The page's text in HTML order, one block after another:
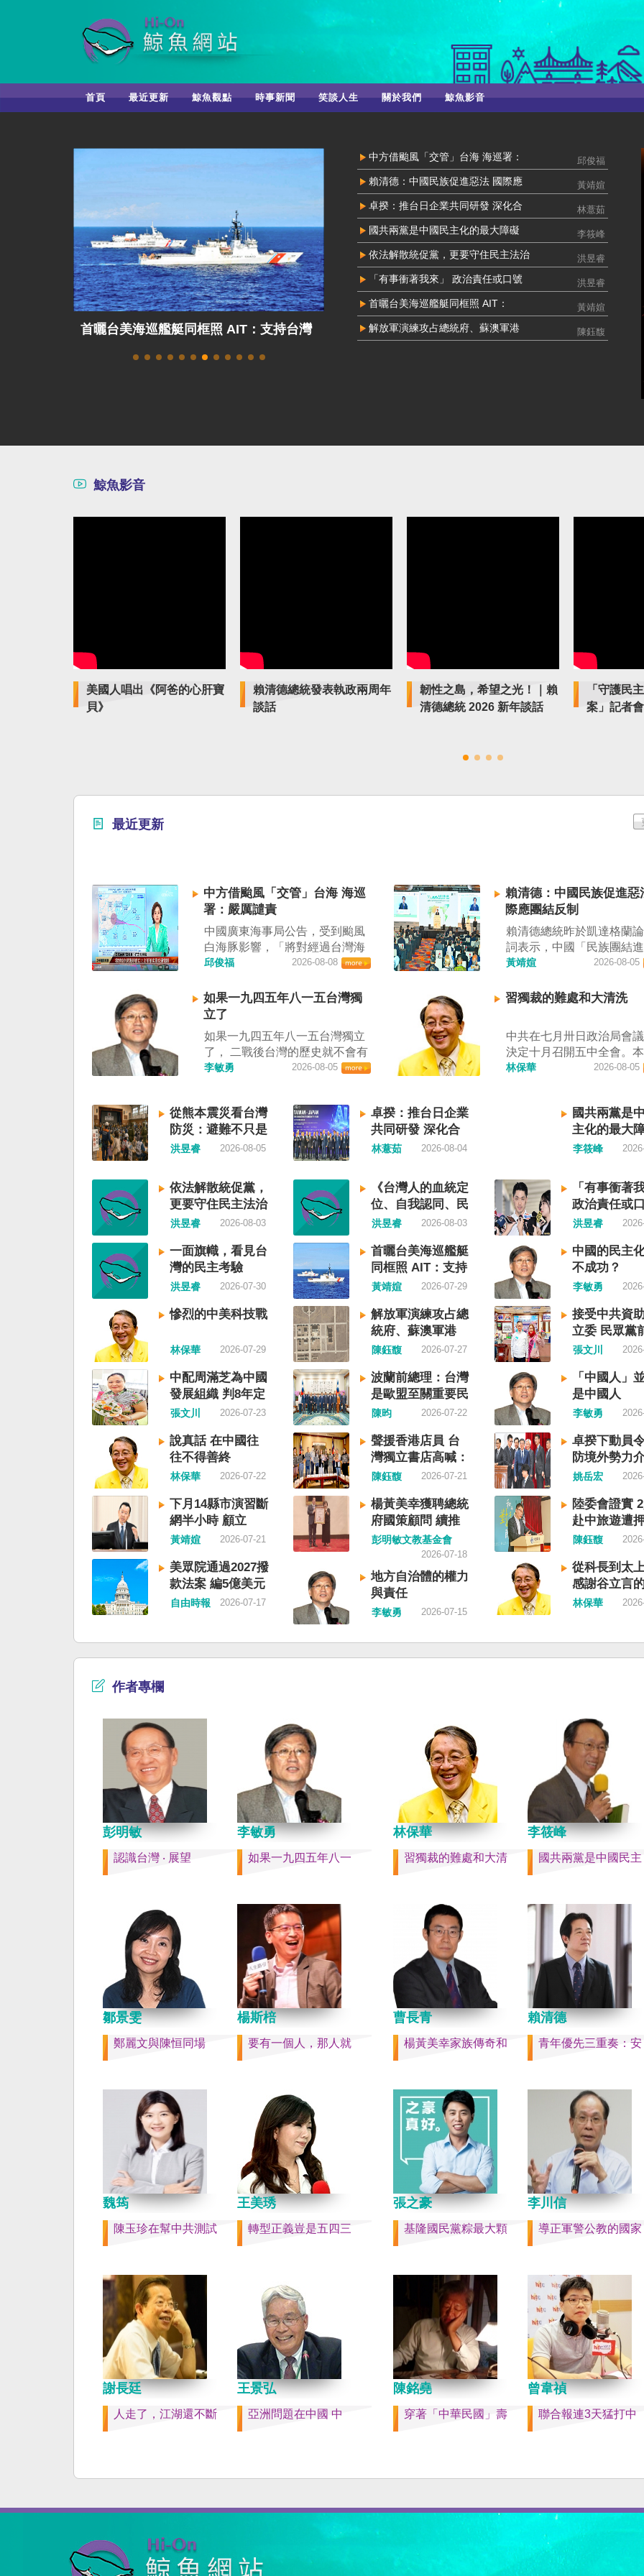
首頁 最近更新 鯨魚觀點 時事新聞 笑談人生 關於我們 鯨魚影音
解放軍演練攻占總統府、蘇澳軍港 國防
接受中共資助參選立委 民眾黨前黨工馬治
薇判刑2年8月定讞
中配周滿
中方借颱風「交管」台海 海巡署： 邱俊福
賴清德：中國民族促進惡法 國際應 黃靖媗
卓揆：推台日企業共同研發 深化合 林薏茹
國共兩黨是中國民主化的最大障礙 李筱峰
依法解散統促黨，更要守住民主法治 洪昱睿
「有事衝著我來」 政治責任或口號 洪昱睿
首曬台美海巡艦艇同框照 AIT： 黃靖媗
解放軍演練攻占總統府、蘇澳軍港 陳鈺馥
鯨魚影音
美國人唱出《阿爸的心肝寶
貝》
賴清德總統發表執政兩周年
談話
韌性之島，希望之光！｜賴
清德總統 2026 新年談話
「守護民
案」記者會
最近更新
中方借颱風「交管」台海 海巡
署：嚴厲譴責
中國廣東海事局公告，受到颱風
白海豚影響，「將對經過台灣海
峽南口北上船舶實施交通管
調中國無任何權利在台灣海峽實
施交通管制。（圖擷取自中國央
明 極其可笑 中國廣東海事局公
告，受到颱風白海豚影響，「將
對經過台灣海峽南口北上船舶實
駁斥，強調中國無任何權利在台
灣海峽實施交通管制。陸委會也
表示，中共假借颱風名義聲稱管
制相關海域，違反聯合國海洋法
門的無理粗魯聲明是對國際秩序
與規範的無知、漠視與踐踏，極
其可笑」。 中國海事局官網六日
公告，颱風白海豚將影響台灣海
峽及周邊海域，廣東海事局決定
六日晚間六時起，對經過台灣海
峽南口北上船舶實施交通管制，
各船舶必須遵守交通管制要求，
聽從現場海事管理機構指揮。 海
巡署昨表示，台灣海峽為國際水
域，依據「聯合國海洋法公約」
等國際規範，領海範圍外均適用
國際法「公海航行自由」原則，
中國無任何權利對該水域實施
「管制」；海巡署向來尊重符合
國際法的航行自由，對於中方假
借「颱風」之名，行假造「管轄
權」之實的認知作戰，企圖藉海
事管制將台海內水化，予以最嚴
厲譴責，並要求中方恪守國際規
範，避免破壞區域的和平穩定。
海巡署同時強調，將持續運用聯
合情監偵手段，全天候掌握我國
周邊海域動態，目前未偵獲中國
船舶異常舉動，亦未接獲航商反
映遭到廣播干擾，提醒航經該海
域之商貨輪，如接獲中方廣播
時，無需理會中方要求，並請立
即通報相關單位，海巡署將會採
取一切必要手段，確保船舶航行
自由與安全。
邱俊福 2026-08-08
如果一九四五年八一五台灣獨
立了
如果一九四五年八一五台灣獨立
了， 二戰後台灣的歷史就不會有
中國國民黨，也不會捲入迄今仍
了，中國是中國，台灣是台灣。
兩岸已有正常外交，中國也可致
力提升國民福祉。 如果一九四五
年八一五台灣獨立了，就像二戰
後許多殖民地選擇獨立，成為杭
廷頓第二波民主化的歷史。獨立
的台灣會像脫離日本殖民的韓
國，八一五這一天成為獨立紀念
日及光復節。不同於有國家歷史
的朝鮮，台灣是新興國家，開展
自己國家的歷史。台灣沒有像朝
鮮的左右路線競逐政權，造成內
戰形成南韓、北朝分裂國家的歷
史。或許會有左右路線政黨，形
塑台灣的國家之路。 如果一九四
五年八一五台灣獨立了，一九四
九年中華人民共和國革命推翻中
華民國，中國國民黨蔣介石政權
只能選擇海南島，國共競鬥的歷
史就會是另一種局面，與台灣無
關。台灣沒有中國問題，中國也
沒有台灣問題。台灣與中國也不
至於陳兵海峽兩岸，戰爭的陰影
籠罩。 如果一九四五年八一五台
灣獨立了，台灣會成為東亞漢字
文化圈一個不屬於中國的新興國
家。台灣或許像新加坡一樣，通
行漢字中文華語，也留下日本
語，一如新加坡留下英文，本土
原有的福佬話、客家話、原住民
各族語也不會被壓迫。 如果一九
四五年八一五台灣獨立了，台灣
早已是聯合國會員國，也不至於
長期在黑夜哭泣。 如果一九四五
年八一五台灣獨立了，台灣早已
民主化，不必有長期戒嚴體制的
壓迫，也沒有隨中國國民黨從中
國流亡到台灣形成的流亡殖民群
落留下來的遺民問題。漢字文化
圈的國家台灣會傳承更多日本留
下來的風貌，如果吸引中國人來
台也是中國僑民或台灣新住民、
新國民，而不是什麼外省人。 如
果一九四五年八一五台灣獨立
主國家，不必在國民養成過程的
教育被教導成一個虛構的大國，
也不會有見證二二八事件的美國
副領事葛超智（G. Kerr）《被出
賣的台灣》這本書。台灣是三萬
六千多平方公里的美麗島嶼群
落，中央山脈南北相連，四面海
域環抱，是島嶼國度不是大陸國
家。 一九四五年八一五，台灣人
在祖國的迷惘與迷障中做了錯誤
的選擇，不只造成台灣集體命運
分裂。民主化後的台灣，要走向
新歷史，珍惜台灣自己的條件，
好好建構我們尚未正常化的國
家。台灣是小而美、豐裕而堅
強，在太平洋西南海域，一個閃
亮的國家。 中國啊！請獨立於台
灣之外吧！如果在意收拾「中華
民國」這個你們立鑄為繼承之國
碑銘的國號，台灣也會尊重歷
史，對殘餘中國做歷史的了結，
侵權的新國家，開啟歷史的新樂
章。歷史不會重來，但提供教
訓。 （作者是詩人）
李敏勇 2026-08-05
賴清德：中國民族促進惡
際應團結反制
賴清德總統昨於凱達格蘭
詞表示，中國「民族團結
進法」對各國人民進行政
者田裕華攝） 中國七月一
詞表示，中國的「民促法」
侵害台灣主權，更透過跨
壓，對世界各國人民進行
應該團結反制的惡法；台
接受統戰滲透和紅色恐怖
坐視中國將壓迫黑手伸進台
或任何自由國家與地區。
出，中國上個月不顧國際反
實施「民族團結進步促進
「對中政策跨國議會聯盟」
（IPAC）隨即發表聲明，
重違反基本人權。他感謝
本共同主席中谷元、IPAC
任裴倫德昨以行動再次彰顯
聲明的立場，很榮幸代表台
民接受IPAC的聲明，台灣
堅定的支持，共同捍衛全球
法治。 賴清德強調，中國
促法」不僅侵害台灣主權、
宗教與少數族群，更透過
壓手段，對世界各國人民進
治審查、製造寒蟬效應，是
國際社會應該團結反制的惡
提醒各國「紅色恐怖正在世
延」 賴清德表示，面對中
主義不斷擴張，紅色恐怖正
界各地蔓延，今年論壇主題
討論全球的民主韌性、灰
的因應聯防，以及非紅供應
重塑，更加反映出台灣在國
會中的角色定位，以及期許
能承擔的國際責任。 賴清
示，當今台灣的民主成就
際的肯定，面對中國「民促
的威脅，台灣不會接受統戰
迫黑手伸進台灣，或任何
家與地區。 賴清德強調，
性，增進國際合作，凝聚最
力量，確保印太區域的和平
定；台灣也將善用AI、半導
資通訊等高科技產業優勢，
民主夥伴，一起打造「非紅
鏈」，來強化經濟韌性，讓
的國家更安全更繁榮。 最
清德說，台灣是民主自由的
塔，也是印太和平的重要基
即使威權主義威脅及全球新
固。
黃靖媗 2026-08-05
習獨裁的難處和大清洗
中共在七月卅日政治局會議
決定十月召開五中全會。
為在七月上海的AI全球大
一段話，往常喜歡用的「
不見了，改為「加快、加強
從奇技淫巧改為「適應不
七月中國官方的經濟數字，
業採購經理人指數PMI，由
的五十．三％大幅滑落至
九．二％，不僅低於預估
十．一％，更一舉跌破五十
枯線，加上非製造業和綜
產出指數三大核心指標同步
榮枯線，習近平的梭哈（
擲）失敗，在會議文件上
兩處承認「困難」。 一處
效應對各種外部衝擊和內
難」，後面提及「要高度
濟運行中的困難挑戰」。其
段落所說的例如公平競爭
業、三農、天災等都是。而
態化解決企業帳款拖欠問
更暴露企業之間拖欠已經是
化。近三十年前的「三角債
不是復活了？企業發薪給員
然也拖欠。 另外有兩處提
牢基層『三保』底線」和「
『一老一小』服務保障」
保險系統也出了問題。 後
句「推動各級領導幹部以
揚向上的精氣神，不斷創造
量發展新業績」。不懂什
「精氣神」，還以為是假
是新時代習近平思想嗎？
路。據統計，過去一年，已
九名中央委員被官方宣布落
罷免全國人大代表職務。另
有「失蹤」者。總共接近三
人。 領銜的是兩名政治局
軍委副主席張又俠與新疆黨
記馬興瑞。 軍方還有原中
副主席何衛東、原軍委委員
合參謀部參謀長劉振立、原
政治工作部主任苗華、前信
援部隊政委李偉、前陸軍司
長許學強、前西部戰區政委
彪、前空軍政委郭普校、前
戰區政委劉青松、前南部戰
令員吳亞男、前南部戰區政
文全、前西部戰區司令員汪
江、前北部戰區司令員黃銘
中部戰區政委徐德清、前國
學政委鍾紹軍等。 黨政系統
分，前廣西政府主席藍天立
內蒙古政府主席王莉霞、前
證監會主席易會滿、前內蒙
易煉紅、前應急管理部部長
喜、前重慶市長胡衡華等。
聯部部長劉建超、前工信部
金壯龍、前中央軍民融合辦
副主任雷凡培，都是被不正
職。 最新的河北黨書記倪岳
「另有任用」，應該是與德
聲與紐約時報披露張家口對
人士動態控制平台被登錄有
這些大清洗是反映習近平的
林保華 2026-08-05
從熊本震災看台灣
防災：避難不只是
撤離，更是生活保
洪昱睿 2026-08-05
依法解散統促黨，
更要守住民主法治
洪昱睿 2026-08-03
一面旗幟，看見台
灣的民主考驗
洪昱睿 2026-07-30
慘烈的中美科技戰
林保華 2026-07-29
中配周滿芝為中國
發展組織 判8年定
讞
張文川 2026-07-23
說真話 在中國往
往不得善終
林保華 2026-07-22
下月14縣市演習斷
網半小時 顧立
雄：固網不受影響
黃靖媗 2026-07-21
美眾院通過2027撥
款法案 編5億美元
援台
自由時報 2026-07-17
卓揆：推台日企業
共同研發 深化合
作
林薏茹 2026-08-04
《台灣人的血統定
位、自我認同、民
族意識》—凝聚共
認同
洪昱睿 2026-08-03
首曬台美海巡艦艇
同框照 AIT：支持
台灣海事執法
黃靖媗 2026-07-29
解放軍演練攻占總
統府、蘇澳軍港
國防部：威脅非常
陳鈺馥 2026-07-27
波蘭前總理：台灣
是歐盟至關重要民
主夥伴
陳昀 2026-07-22
聲援香港店員 台
灣獨立書店高喊：
閱讀自由
陳鈺馥 2026-07-21
楊黃美幸獲聘總統
府國策顧問 續推
台灣人民自救宣言
彭明敏文教基金會
2026-07-18
地方自治體的權力
與責任
李敏勇 2026-07-15
國共兩黨是
主化的最大
李筱峰
「有事衝著
政治責任或
演？
洪昱睿
中國的民主
不成功？
李敏勇
接受中共資
立委 民眾黨
工馬治薇判
張文川
「中國人」
是中國人
李敏勇
卓揆下動員
防境外勢力
姚岳宏
陸委會證實
赴中旅遊遭
陳鈺馥
從科長到太
感謝谷立言
林保華
作者專欄
彭明敏
認識台灣 ‧ 展望
李敏勇
如果一九四五年八一
林保華
習獨裁的難處和大清
李筱峰
國共兩黨是中國民主
鄒景雯
鄭麗文與陳恒同場
楊斯棓
要有一個人，那人就
曹長青
楊黃美幸家族傳奇和
賴清德
青年優先三重奏：安
魏筠
陳玉珍在幫中共測試
王美琇
轉型正義豈是五四三
張之豪
基隆國民黨粽最大顆
李川信
導正軍警公教的國家
謝長廷
人走了，江湖還不斷
王景弘
亞洲問題在中國 中
陳銘堯
穿著「中華民國」壽
曾韋禎
聯合報連3天猛打中